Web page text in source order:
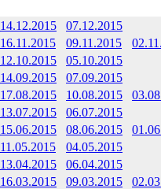
14.12.2015
07.12.2015
16.11.2015 09.11.2015
12.10.2015
05.10.2015
14.09.2015
07.09.2015
17.08.2015 10.08.2015
13.07.2015
06.07.2015
15.06.2015 08.06.2015
11.05.2015
04.05.2015
13.04.2015
06.04.2015
16.03.2015 09.03.2015